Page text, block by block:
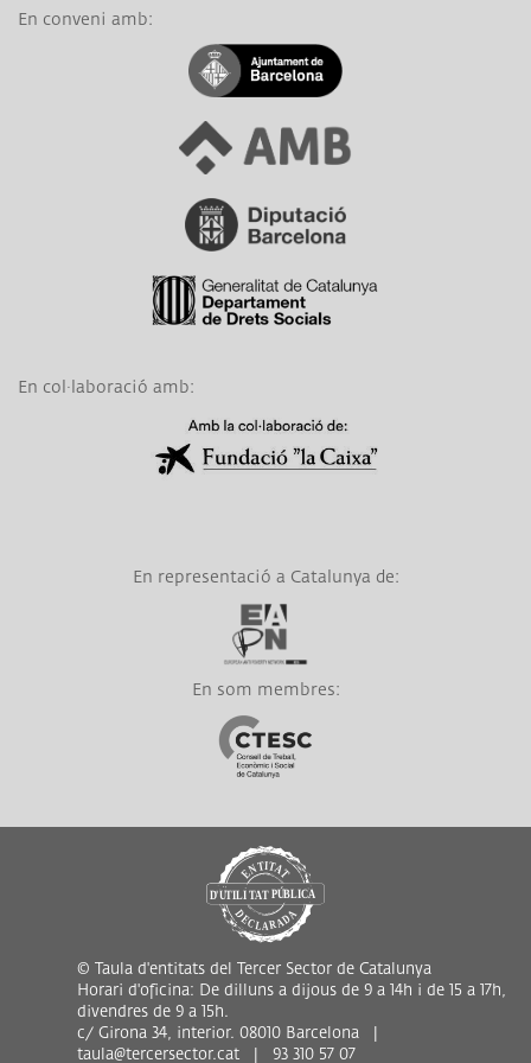
En conveni amb:
Link a Ajuntament de Barcelona
Link a Àrea Metropolitana de Barcelona
Link a Diputació de Barcelona
Link a Generalitat de Catalunya
En col·laboració amb:
En representació a Catalunya de:
Link a EAPN
En som membres:
Link a CTESC
© Taula d'entitats del Tercer Sector de Catalunya
Horari d'oficina: De dilluns a dijous de 9 a 14h i de 15 a 17h,
divendres de 9 a 15h.
c/ Girona 34, interior. 08010 Barcelona |
taula@tercersector.cat | 93 310 57 07